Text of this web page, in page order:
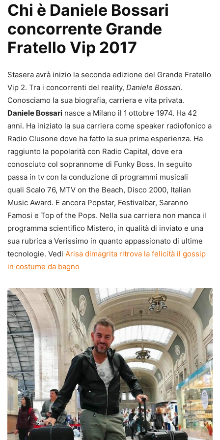
Chi è Daniele Bossari
concorrente Grande
Fratello Vip 2017
Stasera avrà inizio la seconda edizione del Grande Fratello
Vip 2. Tra i concorrenti del reality, Daniele Bossari.
Conosciamo la sua biografia, carriera e vita privata.
Daniele Bossari nasce a Milano il 1 ottobre 1974. Ha 42
anni. Ha iniziato la sua carriera come speaker radiofonico a
Radio Clusone dove ha fatto la sua prima esperienza. Ha
raggiunto la popolarità con Radio Capital, dove era
conosciuto col soprannome di Funky Boss. In seguito
passa in tv con la conduzione di programmi musicali
quali Scalo 76, MTV on the Beach, Disco 2000, Italian
Music Award. E ancora Popstar, Festivalbar, Saranno
Famosi e Top of the Pops. Nella sua carriera non manca il
programma scientifico Mistero, in qualità di inviato e una
sua rubrica a Verissimo in quanto appassionato di ultime
tecnologie. Vedi Arisa dimagrita ritrova la felicità il gossip
in costume da bagno